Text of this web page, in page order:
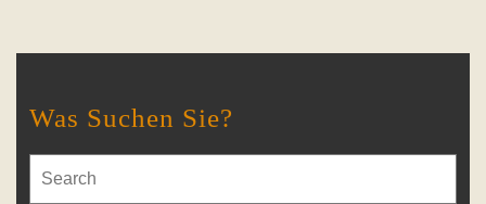
Was Suchen Sie?
for: